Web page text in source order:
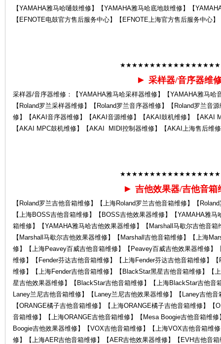
【YAMAHA雅马哈嗵鼓维修】【YAMAHA雅马哈底地鼓维修】【
【EFNOTE电鼓官方售后服务中心】【EFNOTE上海官方售后服务中心】
► 采样器/音序器维
采样器/音序器维修：【YAMAHA雅马哈采样器维修】【YAMAHA雅马哈
【Roland罗兰采样器维修】【Roland罗兰音序器维修】【Roland罗兰音
修】【AKAI音序器维修】【AKAI音源维修】【AKAI鼓机维修】【AKAI
【AKAI MPC鼓机维修】【AKAI MIDI控制器维修】【AKAI上海售后维
► 吉他效果器/吉他音箱
【Roland罗兰吉他音箱维修】【上海Roland罗兰吉他音箱维修】【
【上海BOSS吉他音箱维修】【BOSS吉他效果器维修】【YAMAHA雅
箱维修】【YAMAHA雅马哈吉他效果器维修】【Marshall马歇尔吉他音
【Marshall马歇尔吉他效果器维修】【Marshall吉他音箱维修】【上海
修】【上海Peavey百威吉他音箱维修】【Peavey百威吉他效果器维修
维修】【Fender芬达吉他音箱维修】【上海Fender芬达吉他音箱维修】
维修】【上海Fender吉他音箱维修】【BlackStar黑星吉他音箱维修】【
星吉他效果器维修】【BlackStar吉他音箱维修】【上海BlackStar吉他音
Laney兰尼吉他音箱维修】【Laney兰尼吉他效果器维修】【Laney吉他
【ORANGE橘子吉他音箱维修】【上海ORANGE橘子吉他音箱维修】
音箱维修】【上海ORANGE吉他音箱维修】【Mesa Boogie吉他音箱维
Boogie吉他效果器维修】【VOX吉他音箱维修】【上海VOX吉他音箱维
修】【上海AER吉他音箱维修】【AER吉他效果器维修】【EVH吉他音